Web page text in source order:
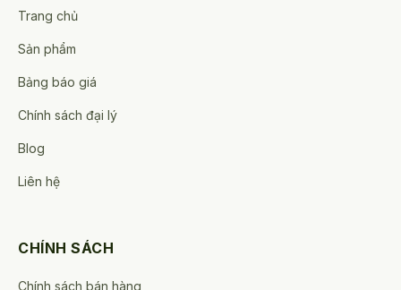
Trang chủ
Sản phẩm
Bảng báo giá
Chính sách đại lý
Blog
Liên hệ
CHÍNH SÁCH
Chính sách bán hàng